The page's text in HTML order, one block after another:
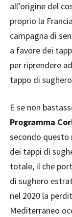
all’origine del
proprio la
campagna di
a favore dei
per riprendere
tappo di
E se non
Programma
secondo questo
dei tappi di
totale, il che
di sughero
nel 2020 la
Mediterraneo